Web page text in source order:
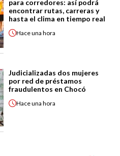
para corredores: así podrá
encontrar rutas, carreras y
hasta el clima en tiempo real
Haceuna hora
Judicializadas dos mujeres
por red de préstamos
fraudulentos en Chocó
Haceuna hora